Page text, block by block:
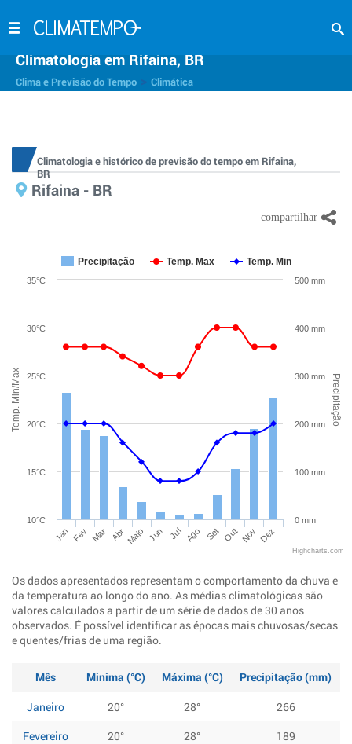
Climatologia em Rifaina, BR
Clima e Previsão do Tempo Climática
Climatologia e histórico de previsão do tempo em Rifaina,
BR
Rifaina - BR
Temp. Min/Max Precipitação
Precipitação Temp. Max Temp. Min
Jan Fev Mar Abr Maio Jun Jul Ago Set Out Nov Dez
10°C
15°C
20°C
25°C
30°C
35°C
0 mm
100 mm
200 mm
300 mm
400 mm
500 mm
Highcharts.com
Os dados apresentados representam o comportamento da chuva e
da temperatura ao longo do ano. As médias climatológicas são
valores calculados a partir de um série de dados de 30 anos
observados. É possível identificar as épocas mais chuvosas/secas
e quentes/frias de uma região.
Mês Minima (°C) Máxima (°C)
Precipitação (mm)
Janeiro
20° 28°
266
Fevereiro
20° 28°
189